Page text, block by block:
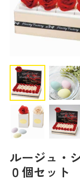
ルージュ・
０個セット